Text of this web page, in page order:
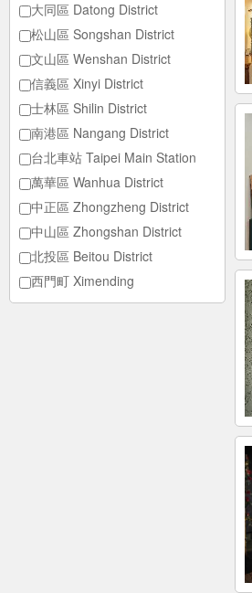
大同區 Datong District
松山區 Songshan District
文山區 Wenshan District
信義區 Xinyi District
士林區 Shilin District
南港區 Nangang District
台北車站 Taipei Main Station
萬華區 Wanhua District
中正區 Zhongzheng District
中山區 Zhongshan District
北投區 Beitou District
西門町 Ximending